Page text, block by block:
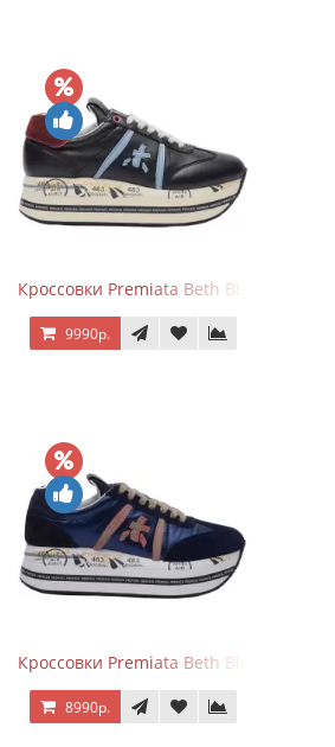
Кроссовки Premiata Beth Black Blue
9990р.
Кроссовки Premiata Beth Blue White
8990р.